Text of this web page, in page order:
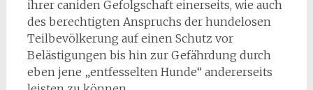
ihrer caniden Gefolgschaft einerseits, wie auch
des berechtigten Anspruchs der hundelosen
Teilbevölkerung auf einen Schutz vor
Belästigungen bis hin zur Gefährdung durch
eben jene „entfesselten Hunde“ andererseits